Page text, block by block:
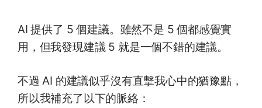
AI 提供了 5 個建議。雖然不是 5 個都感覺實
用，但我發現建議 5 就是一個不錯的建議。
不過 AI 的建議似乎沒有直擊我心中的猶豫點，
所以我補充了以下的脈絡：